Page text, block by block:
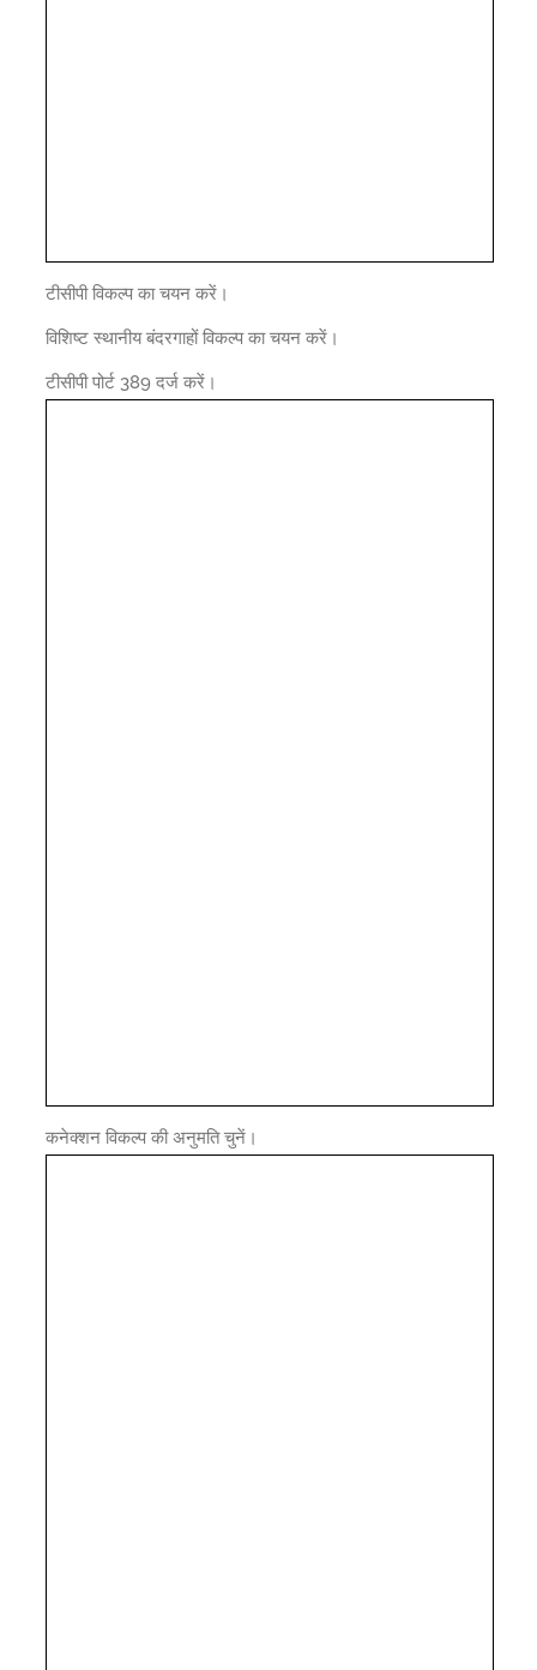
टीसीपी विकल्प का चयन करें।
विशिष्ट स्थानीय बंदरगाहों विकल्प का चयन करें।
टीसीपी पोर्ट 389 दर्ज करें।
कनेक्शन विकल्प की अनुमति चुनें।